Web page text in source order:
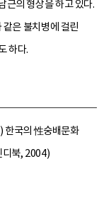
근의 형상을 하고 있다.
같은 불치병에 걸린
하다.
국의 性숭배문화
디북, 2004)